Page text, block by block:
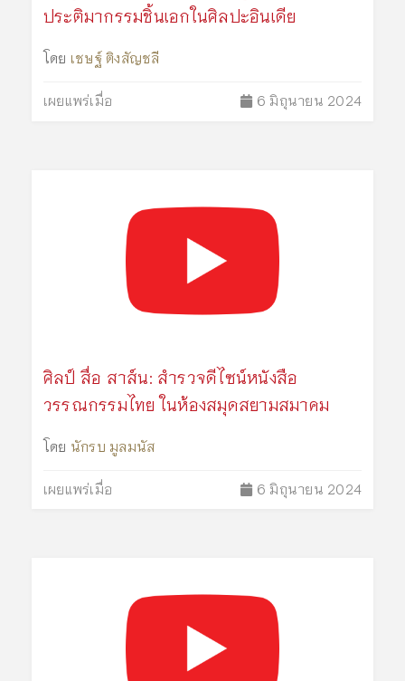
ประติมากรรมชิ้นเอกในศิลปะอินเดีย
โดย เชษฐ์ ติงสั​ญชลี
เผยแพร่เมื่อ 6 มิถุนายน 2024
ศิลป์ สื่อ สาส์น: สำรวจดีไซน์หนังสือ
วรรณกรรมไทย ในห้องสมุดสยามสมาคม
โดย นักรบ มูลมนัส
เผยแพร่เมื่อ 6 มิถุนายน 2024